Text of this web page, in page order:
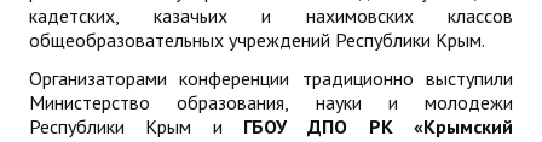
кадетских, казачьих и нахимовских классов
общеобразовательных учреждений Республики Крым.
Организаторами конференции традиционно выступили
Министерство образования, науки и молодежи
Республики Крым и ГБОУ ДПО РК «Крымский